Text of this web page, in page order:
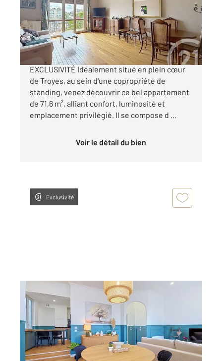
Appartement F3 à vendre
147 000 €
CENTURY 21 MARTINOT VOUS PRÉSENTE EN
EXCLUSIVITÉ Idéalement situé en plein cœur
de Troyes, au sein d'une copropriété de
standing, venez découvrir ce bel appartement
de 71,6 m², alliant confort, luminosité et
emplacement privilégié. Il se compose d ...
Voir le détail du bien
Exclusivité
TROYES 10
70 m , 3 pièces
Appartement à vendre
225 000 €